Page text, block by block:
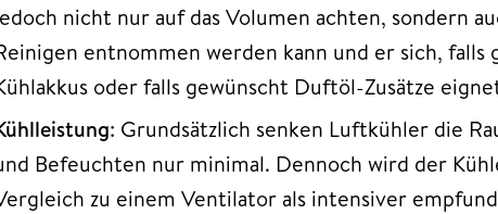
nicht nur auf das Volumen achten, sondern
entnommen werden kann und er sich, falls
oder falls gewünscht Duftöl-Zusätze
: Grundsätzlich senken Luftkühler die
Befeuchten nur minimal. Dennoch wird der
zu einem Ventilator als intensiver